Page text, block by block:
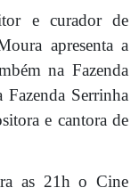
e curador de
apresenta a
na Fazenda
Serrinha
e cantora de
as 21h o Cine